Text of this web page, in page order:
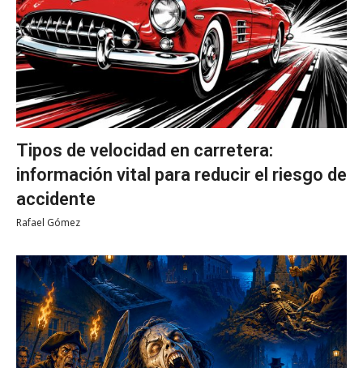
Tipos de velocidad en carretera:
información vital para reducir el riesgo de
accidente
Rafael Gómez